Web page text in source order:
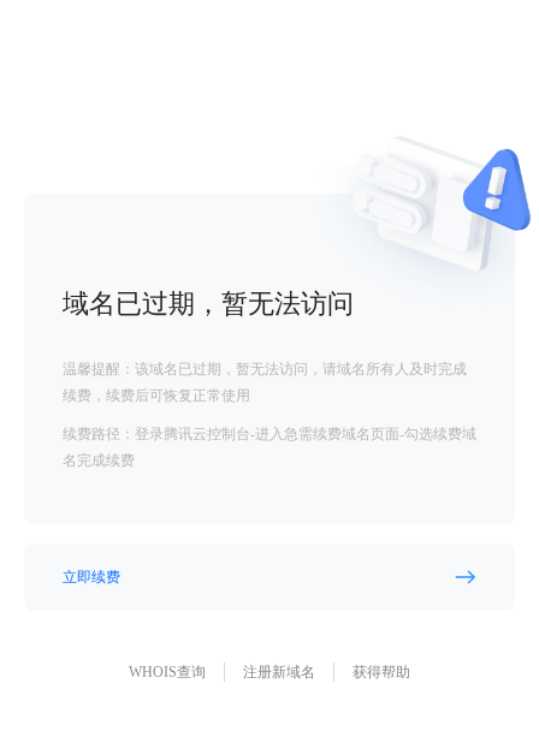
域名已过期，暂无法访问
温馨提醒：该域名已过期，暂无法访问，请域名所有人及时完成
续费，续费后可恢复正常使用
续费路径：登录腾讯云控制台-进入急需续费域名页面-勾选续费域
名完成续费
立即续费
WHOIS查询 注册新域名 获得帮助